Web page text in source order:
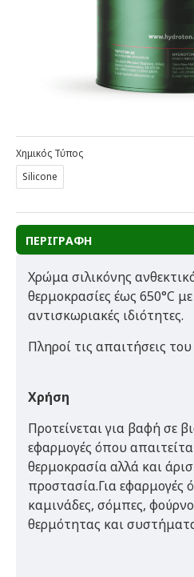
Χημικός Τύπος
Silicone
ΠΕΡΙΓΡΑΦΗ
Χρώμα σιλικόνης
θερμοκρασίες έως 650°C
αντισκωριακές ιδιότητες.
Πληροί τις απαιτήσεις
Χρήση
Προτείνεται για βαφή σε
εφαρμογές όπου
θερμοκρασία αλλά και
προστασία.Για
καμινάδες, σόμπες,
θερμότητας και